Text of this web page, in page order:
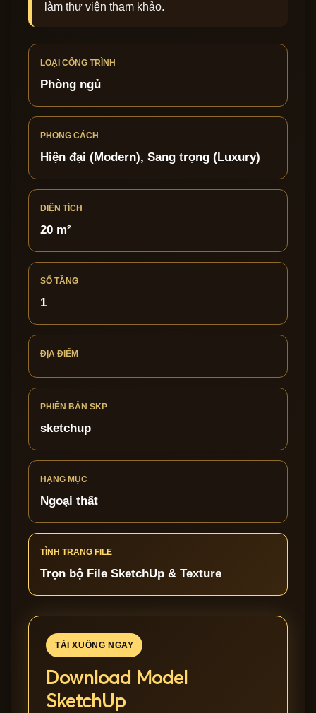
làm thư viện tham khảo.
LOẠI CÔNG TRÌNH
Phòng ngủ
PHONG CÁCH
Hiện đại (Modern), Sang trọng (Luxury)
DIỆN TÍCH
20 m²
SỐ TẦNG
1
ĐỊA ĐIỂM
PHIÊN BẢN SKP
sketchup
HẠNG MỤC
Ngoại thất
TÌNH TRẠNG FILE
Trọn bộ File SketchUp & Texture
TẢI XUỐNG NGAY
Download Model
SketchUp